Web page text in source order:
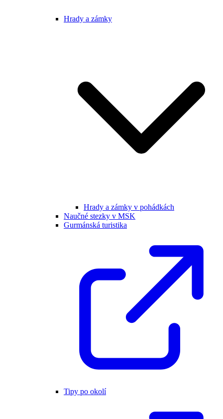
Hrady a zámky
Hrady a zámky v pohádkách
Naučné stezky v MSK
Gurmánská turistika
Tipy po okolí